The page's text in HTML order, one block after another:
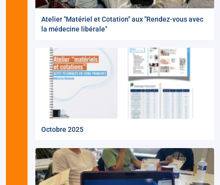
Atelier "Matériel et Cotation" aux "Rendez-vous avec
la médecine libérale"
Octobre 2025